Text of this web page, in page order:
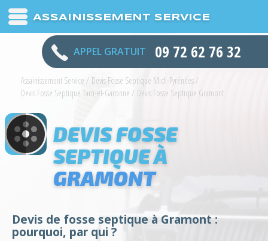
ASSAINISSEMENT SERVICE
APPEL GRATUIT 09 72 62 76 32
Assainissement Service / Devis Fosse Septique Midi-Pyrénées /
Devis Fosse Septique Tarn-et-Garonne / Devis Fosse Septique Gramont
DEVIS FOSSE
SEPTIQUE À
GRAMONT
Devis de fosse septique à Gramont :
pourquoi, par qui ?